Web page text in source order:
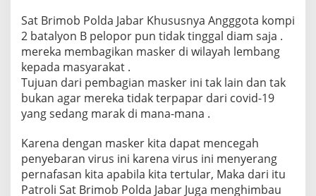
Sat Brimob Polda Jabar Khususnya Angggota kompi
2 batalyon B pelopor pun tidak tinggal diam saja .
mereka membagikan masker di wilayah lembang
kepada masyarakat .
Tujuan dari pembagian masker ini tak lain dan tak
bukan agar mereka tidak terpapar dari covid-19
yang sedang marak di mana-mana .
Karena dengan masker kita dapat mencegah
penyebaran virus ini karena virus ini menyerang
pernafasan kita apabila kita tertular, Maka dari itu
Patroli Sat Brimob Polda Jabar Juga menghimbau